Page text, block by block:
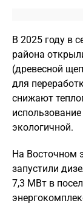
В 2025 году в
района
(древесной
для
снижают
экологичной.
На Восточном
запустили
7,3 МВт в